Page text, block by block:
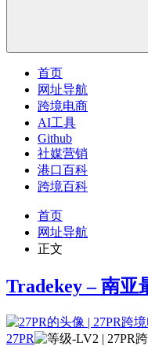
首页
网址导航
跨境电商
AI工具
Github
社媒营销
港口百科
跨境百科
首页
网址导航
正文
Tradekey – 南亚
27PR